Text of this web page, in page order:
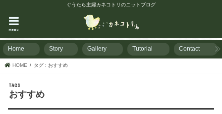
ぐうたら主婦カネコトリのニットブログ
menu
Home Story Gallery Tutorial Contact
HOME タグ : おすすめ
おすすめ